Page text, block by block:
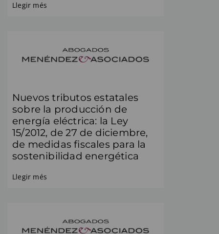
Llegir més
Nuevos tributos estatales
sobre la producción de
energía eléctrica: la Ley
15/2012, de 27 de diciembre,
de medidas fiscales para la
sostenibilidad energética
Llegir més